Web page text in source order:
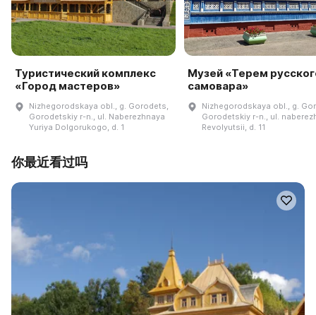
Туристический комплекс
«Город мастеров»
Nizhegorodskaya obl., g. Gorodets,
Gorodetskiy r-n., ul. Naberezhnaya
Yuriya Dolgorukogo, d. 1
Музей «Терем
самовара»
Nizhegorodskaya obl., g.
Gorodetskiy r-n., ul.
Revolyutsii, d. 11
你最近看过吗